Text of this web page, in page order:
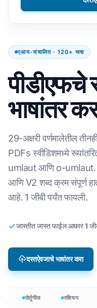
एआय-संचालित · 120+ भाषा
पीडीएफचे
भाषांतर
29-अक्षरी वर्णमालेतील
PDFs स्वीडिशमध्ये
umlaut आणि o-umlaut.
आणि V2 शब्द क्रम संपूर्ण
आहे. 1 जीबी पर्यंत फायली.
जास्तीत जास्त फाईल आकार 1
दस्तऐवजाचे भाषांतर करा
पोर्तुगीज रशियन